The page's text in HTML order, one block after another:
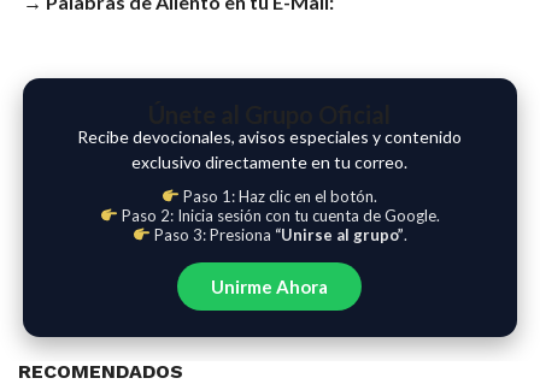
Recibe devocionales, avisos especiales y contenido
exclusivo directamente en tu correo.
Paso 1: Haz clic en el botón.
Paso 2: Inicia sesión con tu cuenta de Google.
Paso 3: Presiona “Unirse al grupo”.
Unirme Ahora
RECOMENDADOS